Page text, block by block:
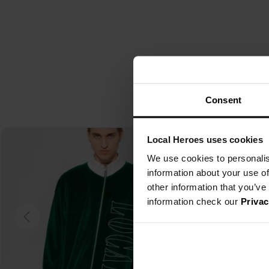
Consent
Local Heroes uses cookies
We use cookies to
information about your use
other information that
information check our